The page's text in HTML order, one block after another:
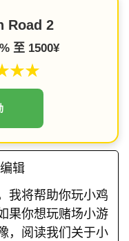
Road 2
至 1500¥
编辑
我将帮助你玩小鸡
果你想玩赌场小游
，阅读我们关于小